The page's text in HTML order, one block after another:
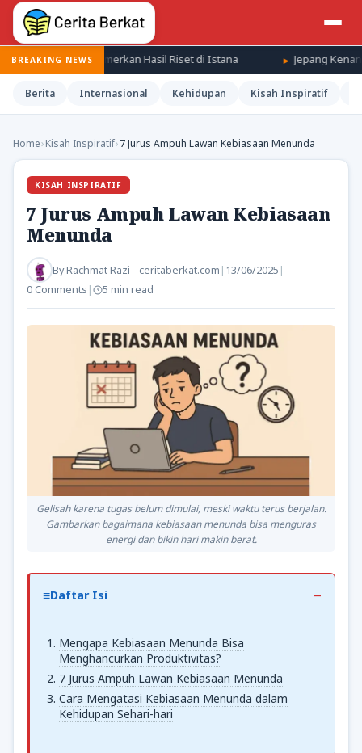
BREAKING NEWS
Pamerkan Hasil Riset di Istana Jepang Kenang Tragedi
Berita Internasional Kehidupan Kisah Inspiratif
Home›Kisah Inspiratif›7 Jurus Ampuh Lawan Kebiasaan Menunda
KISAH INSPIRATIF
7 Jurus Ampuh Lawan Kebiasaan
Menunda
ByRachmat Razi - ceritaberkat.com | 13/06/2025 |
0 Comments | 5 min read
Gelisah karena tugas belum dimulai, meski waktu terus berjalan.
Gambarkan bagaimana kebiasaan menunda bisa menguras
energi dan bikin hari makin berat.
Daftar Isi
Mengapa Kebiasaan Menunda Bisa
Menghancurkan Produktivitas?
7 Jurus Ampuh Lawan Kebiasaan Menunda
Cara Mengatasi Kebiasaan Menunda dalam
Kehidupan Sehari-hari